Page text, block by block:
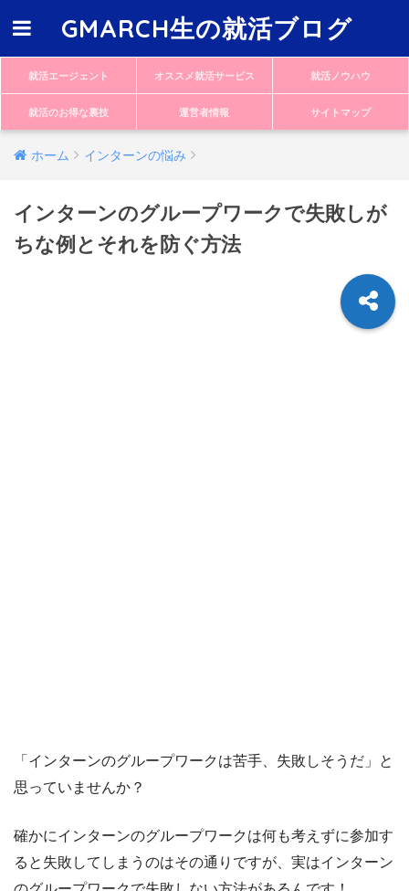
GMARCH生の就活ブログ
就活エージェント オススメ就活サービス 就活ノウハウ
就活のお得な裏技 運営者情報 サイトマップ
ホーム インターンの悩み
インターンのグループワークで失敗しが
ちな例とそれを防ぐ方法
「インターンのグループワークは苦手、失敗しそうだ」と
思っていませんか？
確かにインターンのグループワークは何も考えずに参加す
ると失敗してしまうのはその通りですが、実はインターン